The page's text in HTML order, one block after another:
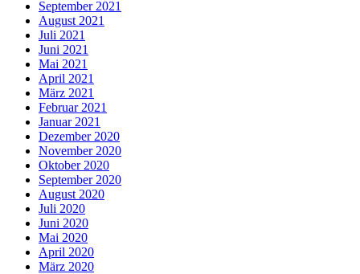
September 2021
August 2021
Juli 2021
Juni 2021
Mai 2021
April 2021
März 2021
Februar 2021
Januar 2021
Dezember 2020
November 2020
Oktober 2020
September 2020
August 2020
Juli 2020
Juni 2020
Mai 2020
April 2020
März 2020